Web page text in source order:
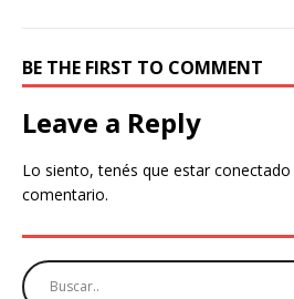
BE THE FIRST TO COMMENT
Leave a Reply
Lo siento, tenés que estarconectado
comentario.